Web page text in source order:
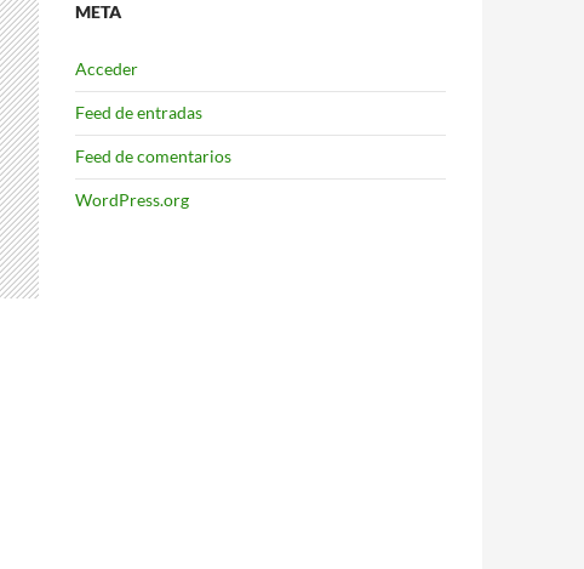
META
Acceder
Feed de entradas
Feed de comentarios
WordPress.org